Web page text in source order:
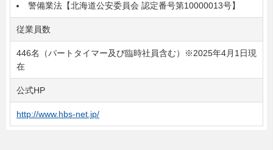
警備業法【北海道公安委員会 認定番号第10000013号】
従業員数
446名（パートタイマー及び臨時社員含む）※2025年4月1日現
在
公式HP
http://www.hbs-net.jp/